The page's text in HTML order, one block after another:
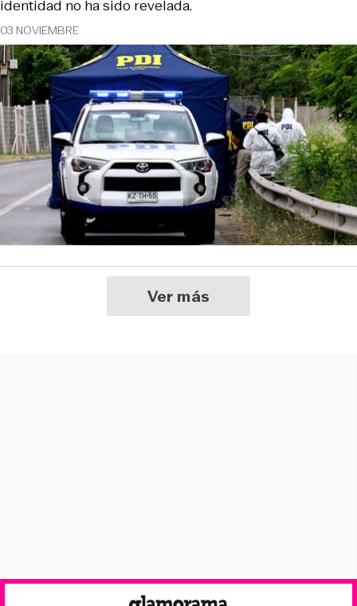
03 NOVIEMBRE
identidad no ha sido revelada.
Ver más